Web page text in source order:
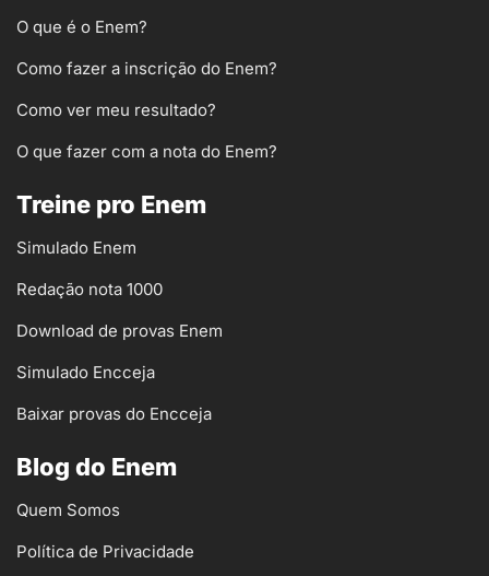
O que é o Enem?
Como fazer a inscrição do Enem?
Como ver meu resultado?
O que fazer com a nota do Enem?
Treine pro Enem
Simulado Enem
Redação nota 1000
Download de provas Enem
Simulado Encceja
Baixar provas do Encceja
Blog do Enem
Quem Somos
Política de Privacidade